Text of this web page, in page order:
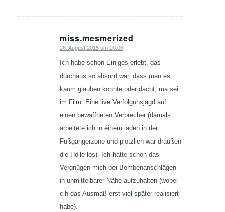
miss.mesmerized
sagte:
26. August 2015 um 10:06
Ich habe schon Einiges erlebt, das
durchaus so absurd war, dass man es
kaum glauben konnte oder dacht, ma sei
im Film. Eine live Verfolgunsjagd auf
einen bewaffneten Verbrecher (damals
arbeitete ich in einem laden in der
Fußgängerzone und plötzlich war draußen
die Hölle los). Ich hatte schon das
Vergnügen mich bei Bombenanschlägen
in unmittelbarer Nähe aufzuhalten (wobei
cih das Ausmaß erst viel später realisiert
habe).